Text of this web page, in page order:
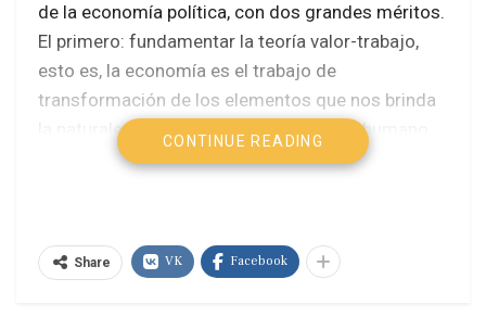
de la economía política, con dos grandes méritos.
El primero: fundamentar la teoría valor-trabajo,
esto es, la economía es el trabajo de
transformación de los elementos que nos brinda
la naturaleza para que sean útiles al ser humano,
por lo tanto es ese trabajo el que crea el valor.
comercia en los mercados persas un par de
CONTINUE READING
Share VK Facebook